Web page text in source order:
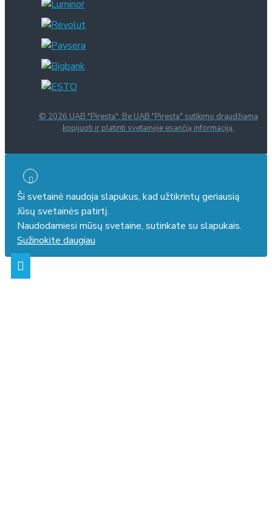
© 2026 UAB "Piresta". Be UAB "Piresta" sutikimo draudžiama
kopijuoti ir platinti svetainėje esančią informaciją.
Ši svetainė naudoja slapukus, kad užtikrintų geriausią
Jūsų svetainės patirtį.
Naudodamiesi mūsų svetaine, sutinkate su slapukais.
Sužinokite daugiau